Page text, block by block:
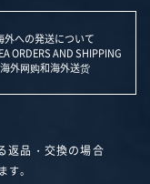
外への発送について
ORDERS AND SHIPPING
海外网购和海外送货
返品・交換の場合
す。